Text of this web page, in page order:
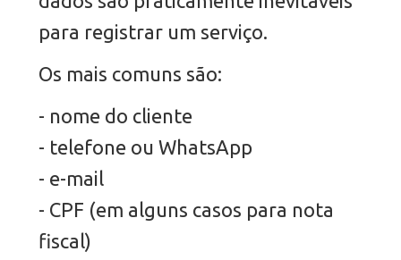
para registrar um serviço.
Os mais comuns são:
- nome do cliente
- telefone ou WhatsApp
- e-mail
- CPF (em alguns casos para nota
fiscal)